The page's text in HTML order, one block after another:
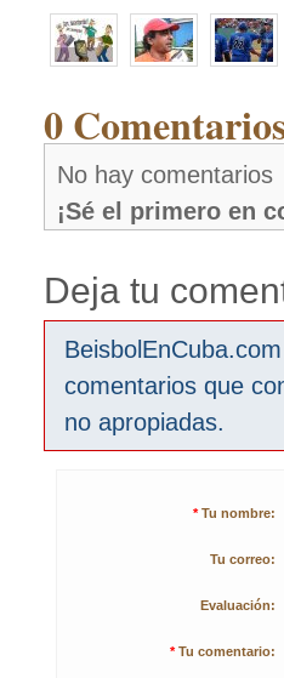
0
No hay comentarios
¡Sé el primero en
Deja tu
comentarios que
no apropiadas.
* Tu nombre:
Tu correo:
Evaluación:
* Tu comentario: